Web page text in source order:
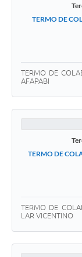
TERMO DE
TERMO DE
AFAPABI
TERMO DE
TERMO DE
LAR VICENTINO